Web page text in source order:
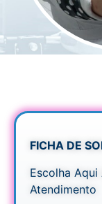
FICHA DE
Escolha
Atendimento